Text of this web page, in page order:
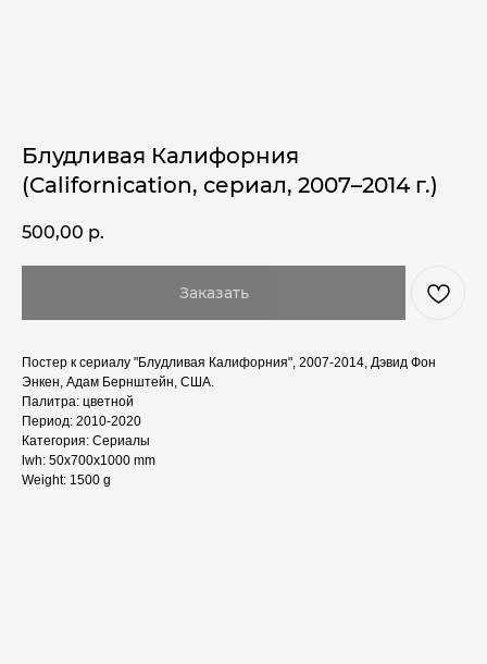
Блудливая Калифорния
(Californication, сериал, 2007–2014 г.)
500,00 р.
Заказать
Постер к сериалу "Блудливая Калифорния", 2007-2014, Дэвид Фон
Энкен, Адам Бернштейн, США.
Палитра: цветной
Период: 2010-2020
Категория: Сериалы
lwh: 50x700x1000 mm
Weight: 1500 g